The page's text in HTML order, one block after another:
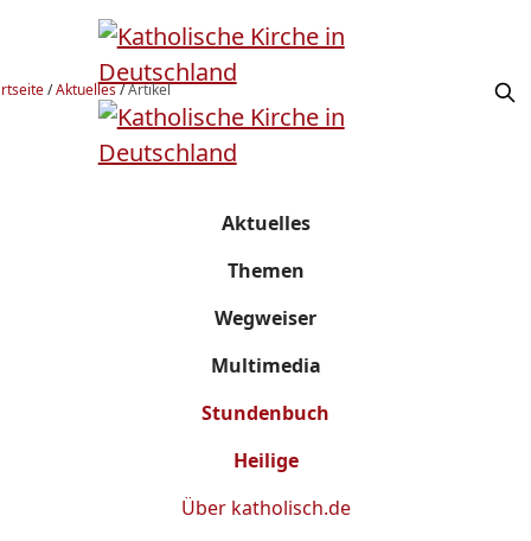
/Aktuelles/Artikel
Aktuelles
Themen
Wegweiser
Multimedia
Stundenbuch
Heilige
Über katholisch.de